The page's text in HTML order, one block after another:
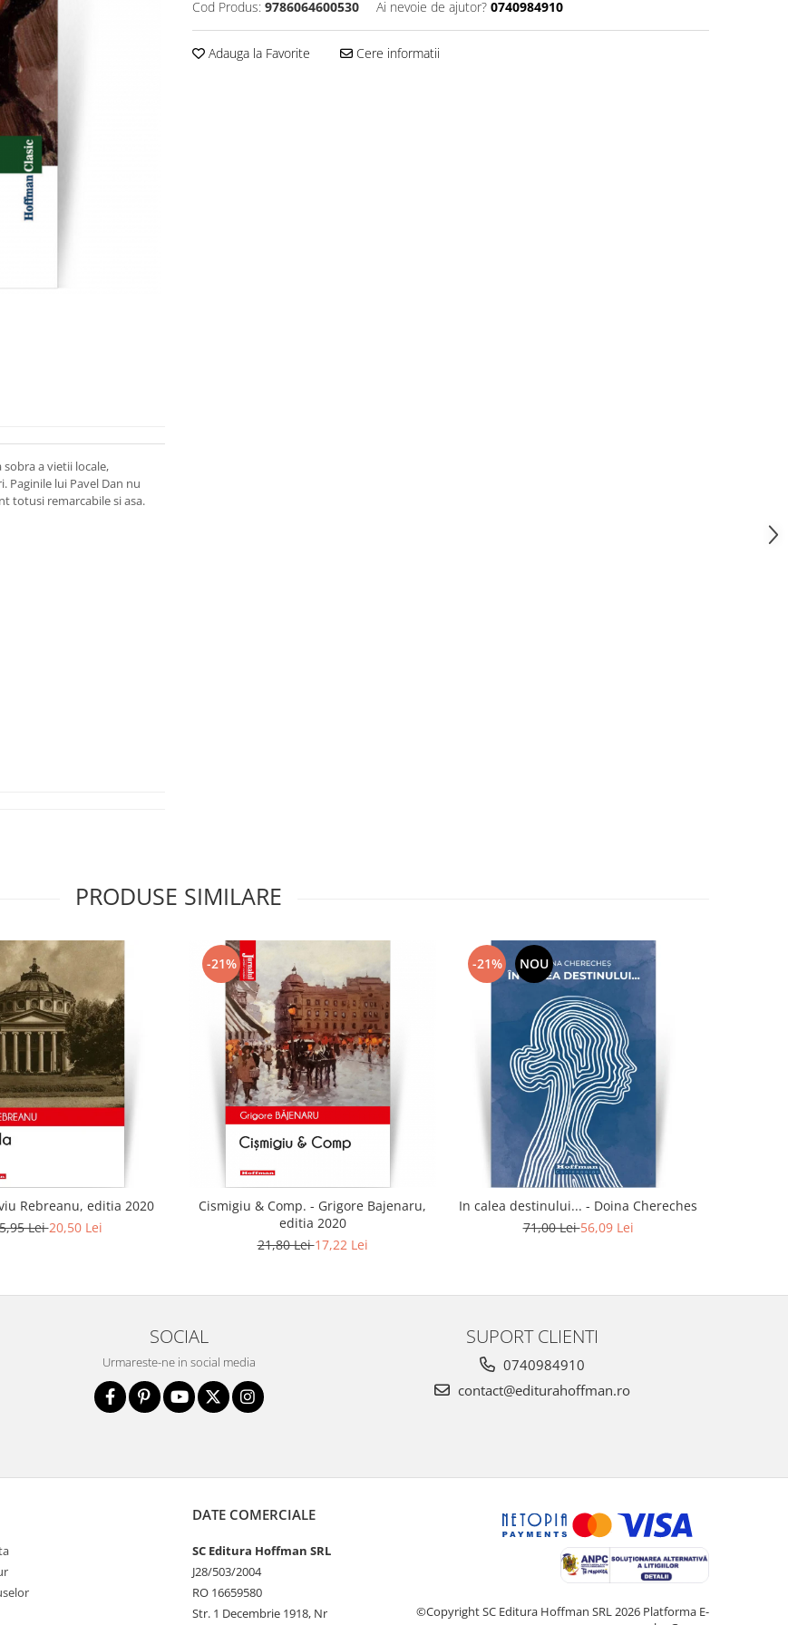
Cod Produs: 9786064600530 Ai nevoie de ajutor? 0740984910
Adauga la Favorite Cere informatii
a vietii locale,
Paginile lui Pavel Dan nu
totusi remarcabile si asa.
PRODUSE SIMILARE
Rebreanu, editia 2020
Lei20,50 Lei
-21%
Cismigiu & Comp. - Grigore Bajenaru,
editia 2020
21,80 Lei17,22 Lei
-21% NOU
In calea destinului... - Doina Chereches
71,00 Lei56,09 Lei
SOCIAL
Urmareste-ne in social media
SUPORT CLIENTI
0740984910
contact@editurahoffman.ro
DATE COMERCIALE
SC Editura Hoffman SRL
J28/503/2004
RO 16659580
Str. 1 Decembrie 1918, Nr
©Copyright SC Editura Hoffman SRL 2026 Platforma E-